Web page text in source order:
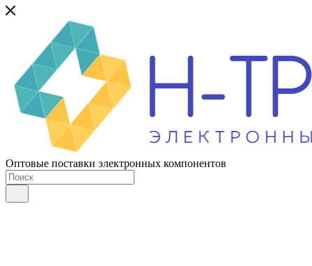
Оптовые поставки электронных компонентов